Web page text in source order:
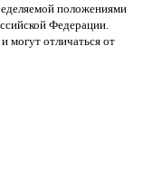
положениями
Федерации.
могут отличаться от